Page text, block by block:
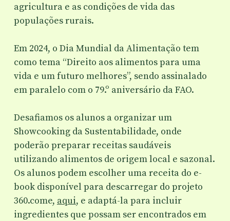
agricultura e as condições de vida das
populações rurais.
Em 2024, o Dia Mundial da Alimentação tem
como tema “Direito aos alimentos para uma
vida e um futuro melhores”, sendo assinalado
em paralelo com o 79.º aniversário da FAO.
Desafiamos os alunos a organizar um
Showcooking da Sustentabilidade, onde
poderão preparar receitas saudáveis
utilizando alimentos de origem local e sazonal.
Os alunos podem escolher uma receita do e-
book disponível para descarregar do projeto
360.come, aqui, e adaptá-la para incluir
ingredientes que possam ser encontrados em